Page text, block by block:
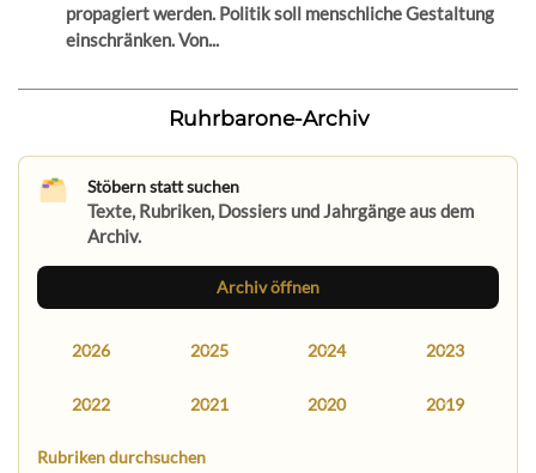
propagiert werden. Politik soll menschliche Gestaltung
einschränken. Von...
Ruhrbarone-Archiv
Stöbern statt suchen
Texte, Rubriken, Dossiers und Jahrgänge aus dem
Archiv.
Archiv öffnen
2026 2025 2024 2023
2022 2021 2020 2019
Rubriken durchsuchen